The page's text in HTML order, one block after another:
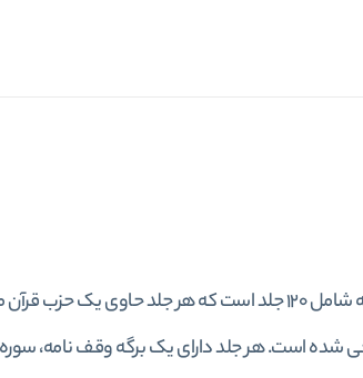
مجموعه ای به نام "قرآن ۱۲۰ حزبی" در بازار موجود است. این مجموعه شامل ۱۲۰ جلد است
شده است. هر جلد دارای یک برگه وقف نامه،